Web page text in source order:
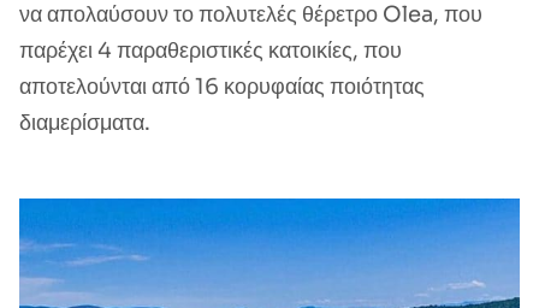
να απολαύσουν το πολυτελές θέρετρο Olea, που
παρέχει 4 παραθεριστικές κατοικίες, που
αποτελούνται από 16 κορυφαίας ποιότητας
διαμερίσματα.